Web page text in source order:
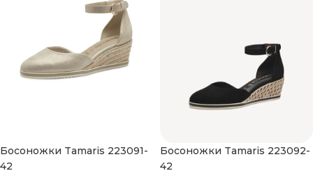
Босоножки Tamaris 223091-
42
Босоножки Tamaris 223092-
42